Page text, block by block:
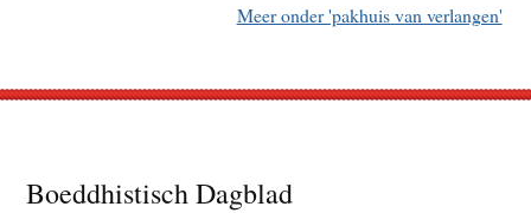
Meer onder 'pakhuis van verlangen'
Footer
Boeddhistisch Dagblad